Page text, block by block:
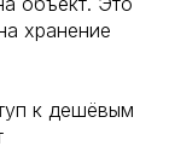
хранение
к дешёвым